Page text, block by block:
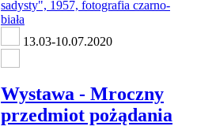
13.03-10.07.2020
Wystawa - Mroczny
przedmiot pożądania